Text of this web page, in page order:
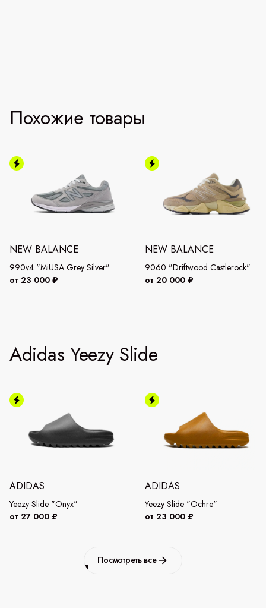
Похожие товары
NEW BALANCE
990v4 "MiUSA Grey Silver"
от 23 000 ₽
NEW BALANCE
9060 "Driftwood Castlerock"
от 20 000 ₽
Adidas Yeezy Slide
ADIDAS
Yeezy Slide "Onyx"
от 27 000 ₽
ADIDAS
Yeezy Slide "Ochre"
от 23 000 ₽
Посмотреть все